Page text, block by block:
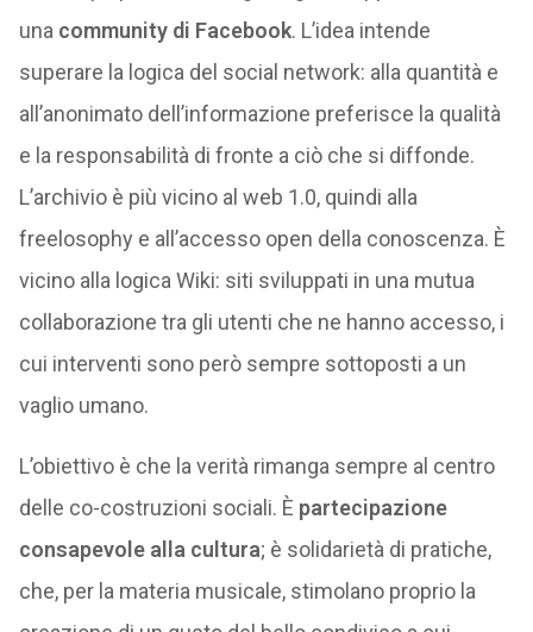
una community di Facebook. L’idea intende
superare la logica del social network: alla quantità e
all’anonimato dell’informazione preferisce la qualità
e la responsabilità di fronte a ciò che si diffonde.
L’archivio è più vicino al web 1.0, quindi alla
freelosophy e all’accesso open della conoscenza. È
vicino alla logica Wiki: siti sviluppati in una mutua
collaborazione tra gli utenti che ne hanno accesso, i
cui interventi sono però sempre sottoposti a un
vaglio umano.
L’obiettivo è che la verità rimanga sempre al centro
delle co-costruzioni sociali. È partecipazione
consapevole alla cultura; è solidarietà di pratiche,
che, per la materia musicale, stimolano proprio la